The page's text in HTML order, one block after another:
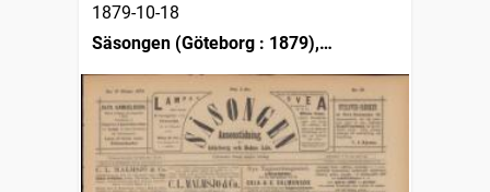
1879-10-18
Säsongen (Göteborg : 1879),
Bohus län